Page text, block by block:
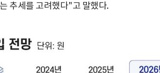
추세를 고려했다"고 말했다.